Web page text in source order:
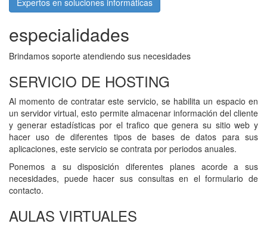
Expertos en soluciones informáticas
especialidades
Brindamos soporte atendiendo sus necesidades
Go
to
SERVICIO
DE
HOSTING
SERVICIO DE HOSTING
Al momento de contratar este servicio, se habilita un espacio en
un servidor virtual, esto permite almacenar información del cliente
y generar estadísticas por el trafico que genera su sitio web y
hacer uso de diferentes tipos de bases de datos para sus
aplicaciones, este servicio se contrata por periodos anuales.
Ponemos a su disposición diferentes planes acorde a sus
necesidades, puede hacer sus consultas en el formulario de
contacto.
Go
AULAS VIRTUALES